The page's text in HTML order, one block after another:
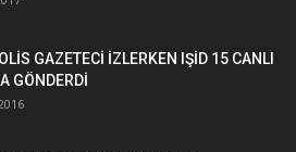
GAZETECİ İZLERKEN IŞİD 15 CANLI
GÖNDERDİ